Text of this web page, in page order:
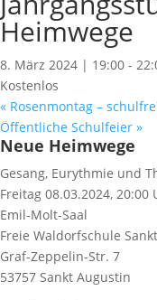
Heimwege
8. März 2024 | 19:00 -
Kostenlos
« Rosenmontag –
Öffentliche Schulfeier »
Neue Heimwege
Gesang, Eurythmie und
Freitag 08.03.2024, 20:00
Emil-Molt-Saal
Freie Waldorfschule
Graf-Zeppelin-Str. 7
53757 Sankt Augustin